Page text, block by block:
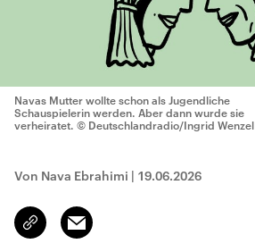
Navas Mutter wollte schon als Jugendliche
Schauspielerin werden. Aber dann wurde sie
verheiratet. © Deutschlandradio/Ingrid Wenzel
Von Nava Ebrahimi | 19.06.2026
Link
kopieren/teilen
Email